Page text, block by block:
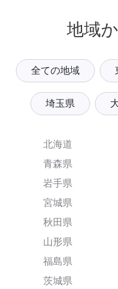
地域
全ての地域
埼玉県
北海道
青森県
岩手県
宮城県
秋田県
山形県
福島県
茨城県